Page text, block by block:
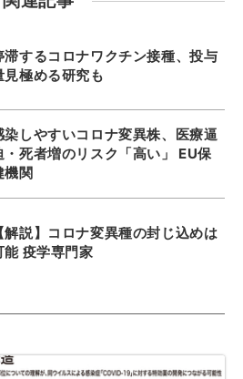
滞するコロナワクチン接種、投与
見極める研究も
染しやすいコロナ変異株、医療逼
・死者増のリスク「高い」 EU保
機関
【解説】コロナ変異種の封じ込めは
能 疫学専門家